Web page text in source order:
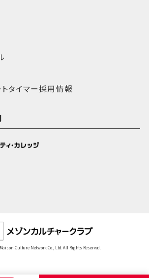
トタイマー採用情報
Culture Network Co., Ltd. All Rights Reserved.